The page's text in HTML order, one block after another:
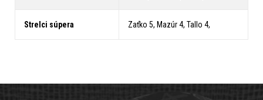
Strelci súpera Zaťko 5, Mazúr 4, Tallo 4,